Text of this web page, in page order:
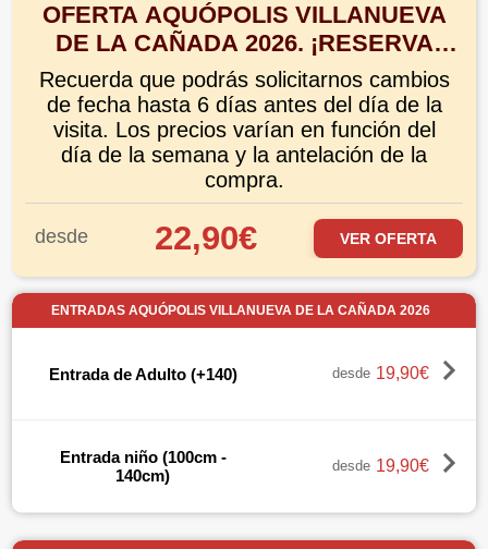
OFERTA AQUÓPOLIS VILLANUEVA
DE LA CAÑADA 2026. ¡RESERVA
CON ANTELACIÓN Y CONSIGUE TUS
ENTRADAS CON UN 42% DE
DESCUENTO O MÁS!
Recuerda que podrás solicitarnos cambios
de fecha hasta 6 días antes del día de la
visita. Los precios varían en función del
día de la semana y la antelación de la
compra.
desde 22,90€ VER OFERTA
ENTRADAS AQUÓPOLIS VILLANUEVA DE LA CAÑADA 2026
Entrada de Adulto (+140) desde 19,90€
Entrada niño (100cm -
140cm)
desde 19,90€